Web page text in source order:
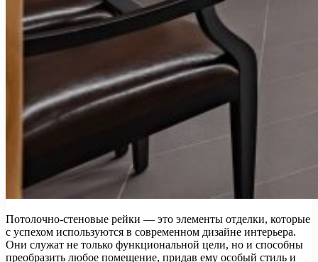
Потолочно-стеновые рейки — это элементы отделки, которые
с успехом используются в современном дизайне интерьера.
Они служат не только функциональной цели, но и способны
преобразить любое помещение, придав ему особый стиль и